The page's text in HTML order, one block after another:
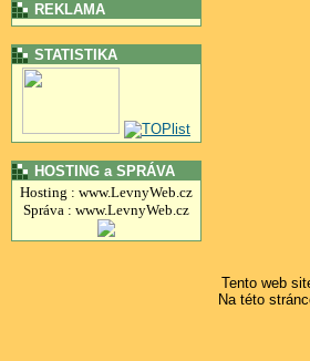
REKLAMA
STATISTIKA
HOSTING a SPRÁVA
Hosting : www.LevnyWeb.cz
Správa : www.LevnyWeb.cz
Tento web
Na této